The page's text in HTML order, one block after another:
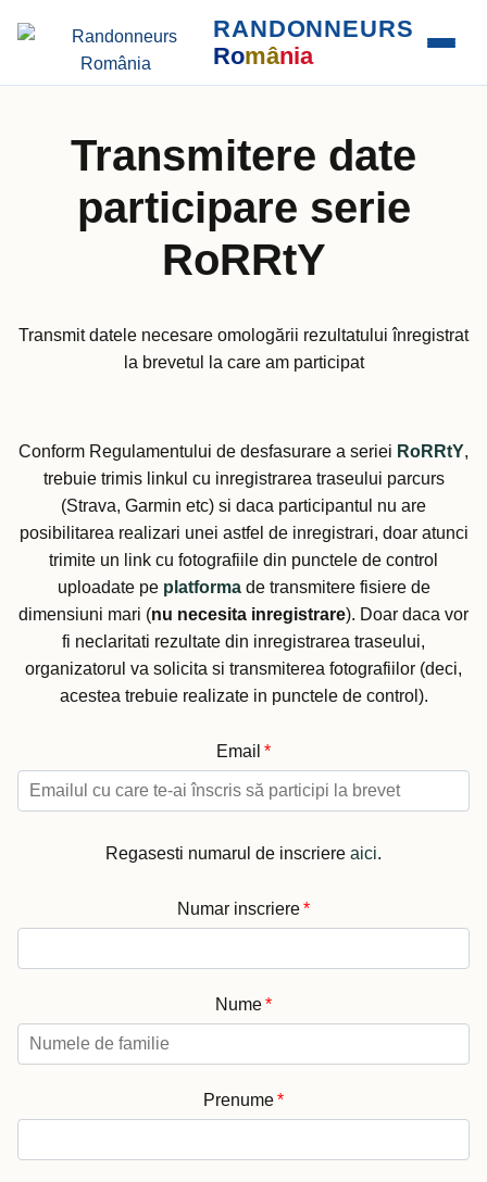
RANDONNEURS
România
Transmitere date
participare serie
RoRRtY
Transmit datele necesare omologării rezultatului înregistrat
la brevetul la care am participat
Conform Regulamentului de desfasurare a seriei RoRRtY,
trebuie trimis linkul cu inregistrarea traseului parcurs
(Strava, Garmin etc) si daca participantul nu are
posibilitarea realizari unei astfel de inregistrari, doar atunci
trimite un link cu fotografiile din punctele de control
uploadate pe platformade transmitere fisiere de
dimensiuni mari (nu necesita inregistrare). Doar daca vor
fi neclaritati rezultate din inregistrarea traseului,
organizatorul va solicita si transmiterea fotografiilor (deci,
acestea trebuie realizate in punctele de control).
Email *
Regasesti numarul de inscriere aici.
Numar inscriere*
Nume*
Prenume*